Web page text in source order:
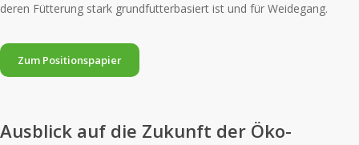
deren Fütterung stark grundfutterbasiert ist und für Weidegang.
Zum Positionspapier
Ausblick auf die Zukunft der Öko-